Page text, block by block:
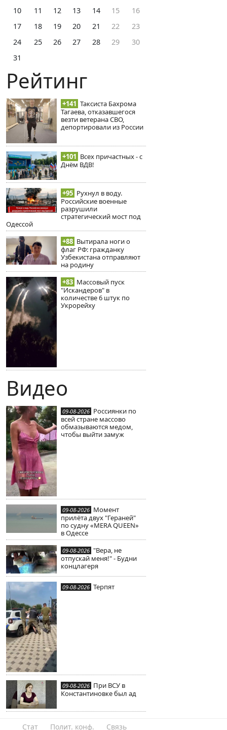
10
11 12 13 14 15
16
17
18 19 20 21 22
23
24
25 26 27 28 29
30
31
Рейтинг
+141 Таксиста Бахрома
Тагаева, отказавшегося
везти ветерана СВО,
депортировали из России
+101 Всех причастных - с
Днём ВДВ!
+95 Рухнул в воду.
Российские военные
разрушили
стратегический мост под
Одессой
+88 Вытирала ноги о
флаг РФ: гражданку
Узбекистана отправляют
на родину
+83 Массовый пуск
"Искандеров" в
количестве 6 штук по
Укрорейху
Видео
09-08-2026 Россиянки по
всей стране массово
обмазываются медом,
чтобы выйти замуж
09-08-2026 Момент
прилёта двух "Гераней"
по судну «MERA QUEEN»
в Одессе
09-08-2026 "Вера, не
отпускай меня!" - Будни
концлагеря
09-08-2026 Терпят
09-08-2026 При ВСУ в
Константиновке был ад
Стат Полит. конф. Связь